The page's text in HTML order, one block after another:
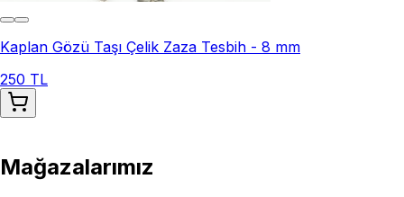
Kaplan Gözü Taşı Çelik Zaza Tesbih - 8 mm
250 TL
Mağazalarımız